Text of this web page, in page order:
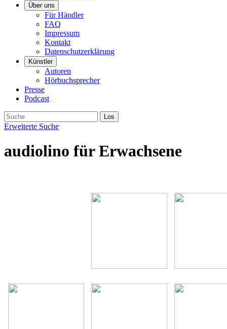
Über uns
Für Händler
FAQ
Impressum
Kontakt
Datenschutzerklärung
Künstler
Autoren
Hörbuchsprecher
Presse
Podcast
Erweiterte Suche
audiolino für Erwachsene